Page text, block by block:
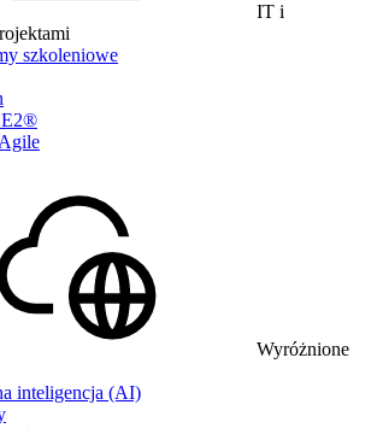
IT i
szkoleniowe
Wyróżnione
inteligencja (AI)